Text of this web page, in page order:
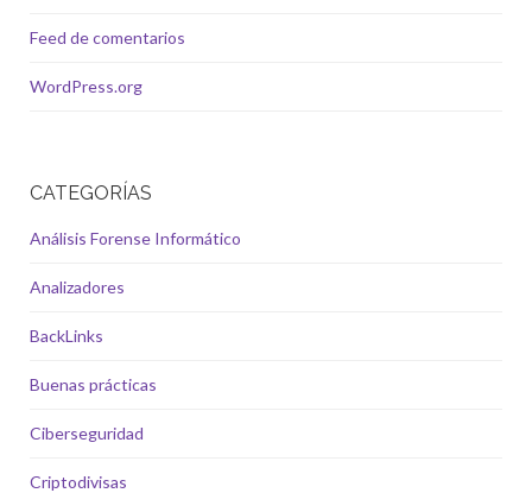
Feed de comentarios
WordPress.org
CATEGORÍAS
Análisis Forense Informático
Analizadores
BackLinks
Buenas prácticas
Ciberseguridad
Criptodivisas